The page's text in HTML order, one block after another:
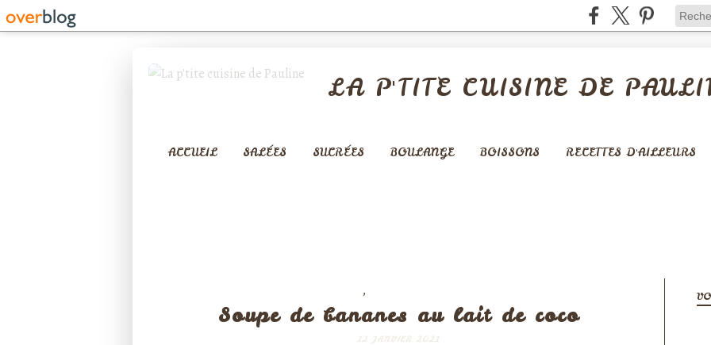
LA P'TITE CUISINE DE
ACCUEIL SALÉES SUCRÉES BOULANGE BOISSONS RECETTES D'AILLEURS
,
Soupe de bananes au lait de coco
12 JANVIER 2021